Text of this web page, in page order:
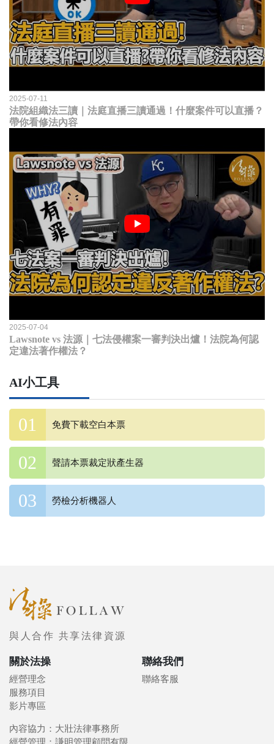
2025-07-11
法院組織法三讀｜法庭直播三讀通過！什麼案件可以直播？
帶你看修法內容
2025-07-04
Lawsnote vs 法源｜七法侵權案一審判決出爐！法院為何認
定違法著作權法？
AI小工具
免費下載空白本票
聲請本票裁定狀產生器
勞檢分析機器人
與人合作 共享法律資源
關於法操
經營理念
服務項目
影片專區
聯絡我們
聯絡客服
內容協力：大壯法律事務所